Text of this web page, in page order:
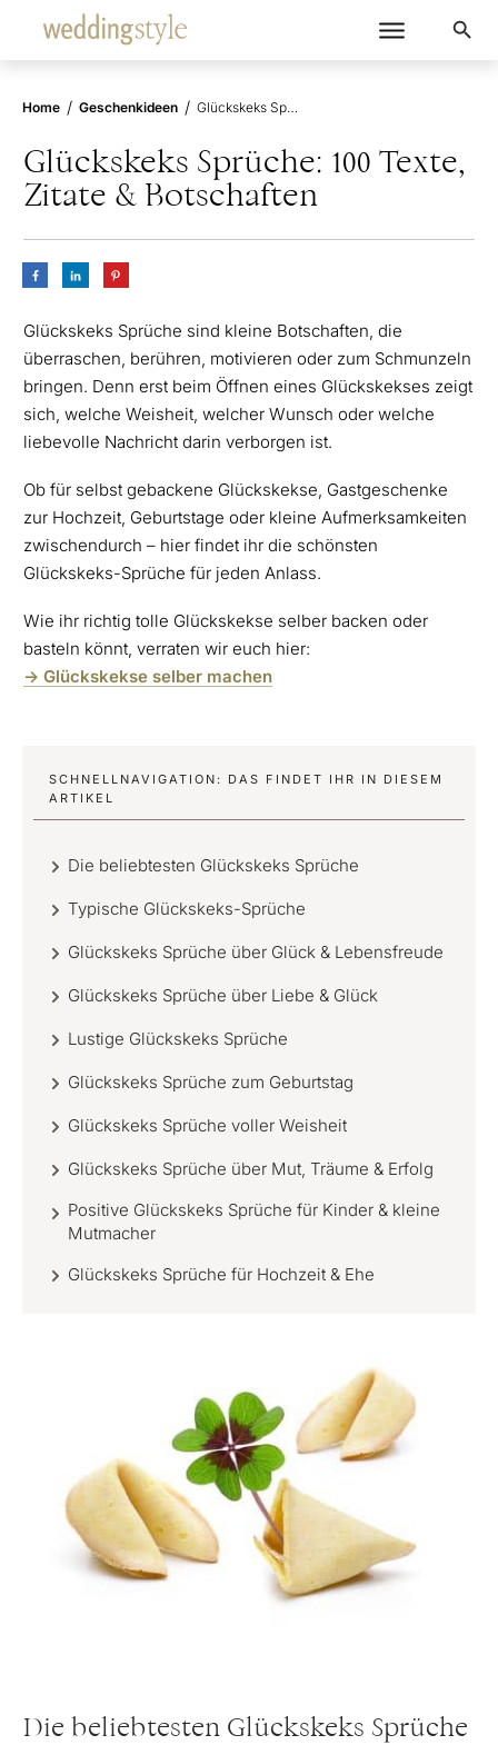
Home / Geschenkideen / Glückskeks Sprüche: 100 Texte, Zitate & Botschaften
Glückskeks Sprüche: 100 Texte,
Zitate & Botschaften
Glückskeks Sprüche sind kleine Botschaften, die
überraschen, berühren, motivieren oder zum Schmunzeln
bringen. Denn erst beim Öffnen eines Glückskekses zeigt
sich, welche Weisheit, welcher Wunsch oder welche
liebevolle Nachricht darin verborgen ist.
Ob für selbst gebackene Glückskekse, Gastgeschenke
zur Hochzeit, Geburtstage oder kleine Aufmerksamkeiten
zwischendurch – hier findet ihr die schönsten
Glückskeks-Sprüche für jeden Anlass.
Wie ihr richtig tolle Glückskekse selber backen oder
basteln könnt, verraten wir euch hier:
-> Glückskekse selber machen
SCHNELLNAVIGATION: DAS FINDET IHR IN DIESEM
ARTIKEL
Die beliebtesten Glückskeks Sprüche
Typische Glückskeks-Sprüche
Glückskeks Sprüche über Glück & Lebensfreude
Glückskeks Sprüche über Liebe & Glück
Lustige Glückskeks Sprüche
Glückskeks Sprüche zum Geburtstag
Glückskeks Sprüche voller Weisheit
Glückskeks Sprüche über Mut, Träume & Erfolg
Positive Glückskeks Sprüche für Kinder & kleine
Mutmacher
Glückskeks Sprüche für Hochzeit & Ehe
Die beliebtesten Glückskeks Sprüche